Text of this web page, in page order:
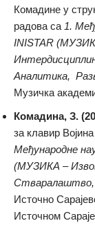
Комадине у
радова са 1.
INISTAR
Аналитика,
Музичка
Комадина, З.
за клавир
Међународне
(МУЗИКА –
Стваралаштво,
Источно
Источном